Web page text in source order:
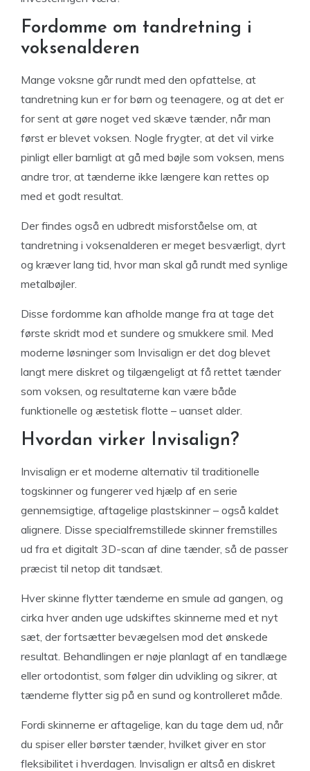
Fordomme om tandretning i
voksenalderen
Mange voksne går rundt med den opfattelse, at
tandretning kun er for børn og teenagere, og at det er
for sent at gøre noget ved skæve tænder, når man
først er blevet voksen. Nogle frygter, at det vil virke
pinligt eller barnligt at gå med bøjle som voksen, mens
andre tror, at tænderne ikke længere kan rettes op
med et godt resultat.
Der findes også en udbredt misforståelse om, at
tandretning i voksenalderen er meget besværligt, dyrt
og kræver lang tid, hvor man skal gå rundt med synlige
metalbøjler.
Disse fordomme kan afholde mange fra at tage det
første skridt mod et sundere og smukkere smil. Med
moderne løsninger som Invisalign er det dog blevet
langt mere diskret og tilgængeligt at få rettet tænder
som voksen, og resultaterne kan være både
funktionelle og æstetisk flotte – uanset alder.
Hvordan virker Invisalign?
Invisalign er et moderne alternativ til traditionelle
togskinner og fungerer ved hjælp af en serie
gennemsigtige, aftagelige plastskinner – også kaldet
alignere. Disse specialfremstillede skinner fremstilles
ud fra et digitalt 3D-scan af dine tænder, så de passer
præcist til netop dit tandsæt.
Hver skinne flytter tænderne en smule ad gangen, og
cirka hver anden uge udskiftes skinnerne med et nyt
sæt, der fortsætter bevægelsen mod det ønskede
resultat. Behandlingen er nøje planlagt af en tandlæge
eller ortodontist, som følger din udvikling og sikrer, at
tænderne flytter sig på en sund og kontrolleret måde.
Fordi skinnerne er aftagelige, kan du tage dem ud, når
du spiser eller børster tænder, hvilket giver en stor
fleksibilitet i hverdagen. Invisalign er altså en diskret